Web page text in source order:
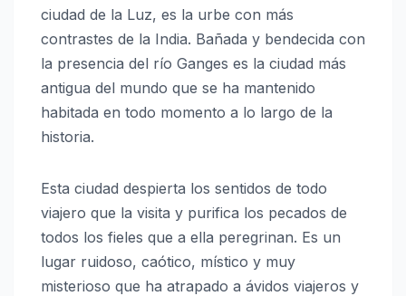
ciudad de la Luz, es la urbe con más
contrastes de la India. Bañada y bendecida con
la presencia del río Ganges es la ciudad más
antigua del mundo que se ha mantenido
habitada en todo momento a lo largo de la
historia.
Esta ciudad despierta los sentidos de todo
viajero que la visita y purifica los pecados de
todos los fieles que a ella peregrinan. Es un
lugar ruidoso, caótico, místico y muy
misterioso que ha atrapado a ávidos viajeros y